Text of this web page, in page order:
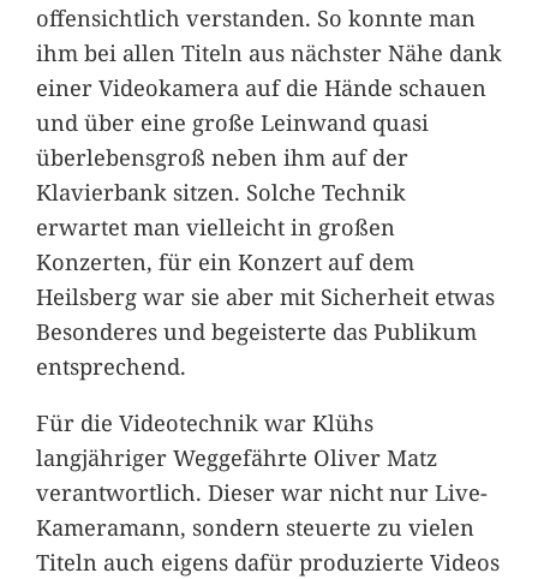
offensichtlich verstanden. So konnte man
ihm bei allen Titeln aus nächster Nähe dank
einer Videokamera auf die Hände schauen
und über eine große Leinwand quasi
überlebensgroß neben ihm auf der
Klavierbank sitzen. Solche Technik
erwartet man vielleicht in großen
Konzerten, für ein Konzert auf dem
Heilsberg war sie aber mit Sicherheit etwas
Besonderes und begeisterte das Publikum
entsprechend.
Für die Videotechnik war Klühs
langjähriger Weggefährte Oliver Matz
verantwortlich. Dieser war nicht nur Live-
Kameramann, sondern steuerte zu vielen
Titeln auch eigens dafür produzierte Videos